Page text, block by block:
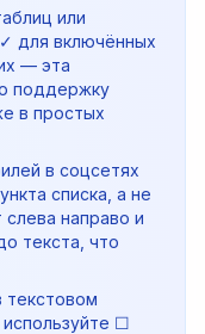
или
для включённых
— эта
поддержку
в простых
в соцсетях
списка, а не
направо и
текста, что
текстовом
используйте ☐